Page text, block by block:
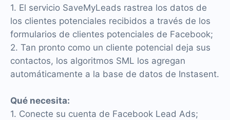
1. El servicio SaveMyLeads rastrea los datos de
los clientes potenciales recibidos a través de los
formularios de clientes potenciales de Facebook;
2. Tan pronto como un cliente potencial deja sus
contactos, los algoritmos SML los agregan
automáticamente a la base de datos de Instasent.
Qué necesita:
1. Conecte su cuenta de Facebook Lead Ads;